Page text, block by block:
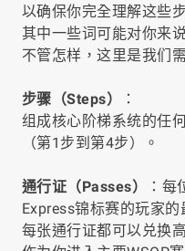
以确保你完全理解这些
其中一些词可能对你来
不管怎样，这里是我们
步骤（Steps）
：
组成核心阶梯系统的任
（第1步到第4步）。
通行证（Passes）
：每
Express锦标赛的玩家的
每张通行证都可以兑换